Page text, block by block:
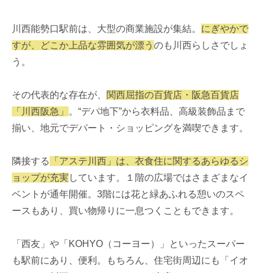
川西能勢口駅前は、大型の商業施設が集結。 にぎやかで
すが、どこか上品な雰囲気が漂う のも川西らしさでしょ
う。
その代表的な存在が、 関西屈指の百貨店・阪急百貨店
「川西阪急」 。“デパ地下”から衣料品、高級装飾品まで
揃い、地元でデパート・ショッピングを満喫できます。
隣接する
「アステ川西」は、衣食住に関するあらゆるシ
ョップが充実 しています。１階の広場ではさまざまなイ
ベントが通年開催。3階には花と緑あふれる憩いのスペ
ースもあり、買い物帰りに一息つくこともできます。
「西友」や「KOHYO（コーヨー）」といったスーパー
も駅前にあり、便利。もちろん、住宅街周辺にも「イオ